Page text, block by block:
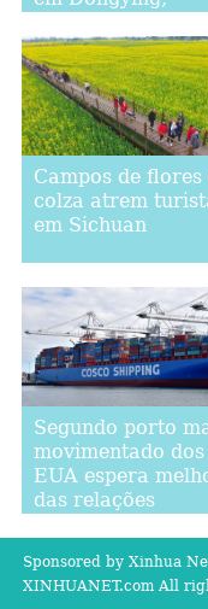
Shandong
Campos de flores
colza atrem
em Sichuan
Segundo porto
movimentado dos
EUA espera
das relações
Sponsored by Xinhua
XINHUANET.com All